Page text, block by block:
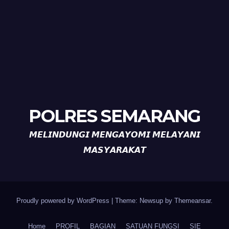
POLRES SEMARANG
𝙈𝙀𝙇𝙄𝙉𝘿𝙐𝙉𝙂𝙄 𝙈𝙀𝙉𝙂𝘼𝙔𝙊𝙈𝙄 𝙈𝙀𝙇𝘼𝙔𝘼𝙉𝙄
𝙈𝘼𝙎𝙔𝘼𝙍𝘼𝙆𝘼𝙏
Proudly powered by WordPress Theme: Newsup by Themeansar.
Home PROFIL BAGIAN SATUAN FUNGSI SIE